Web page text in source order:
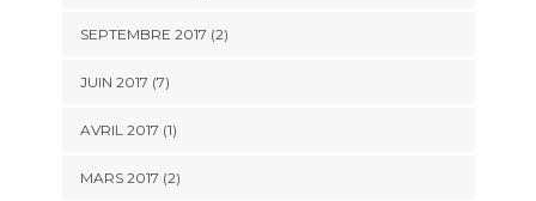
SEPTEMBRE 2017 (2)
JUIN 2017 (7)
AVRIL 2017 (1)
MARS 2017 (2)